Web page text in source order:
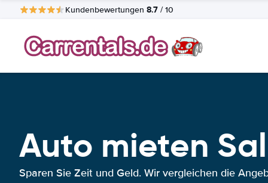
Kundenbewertungen 8.7 / 10
Auto mieten Sal
Sparen Sie Zeit und Geld. Wir vergleichen die